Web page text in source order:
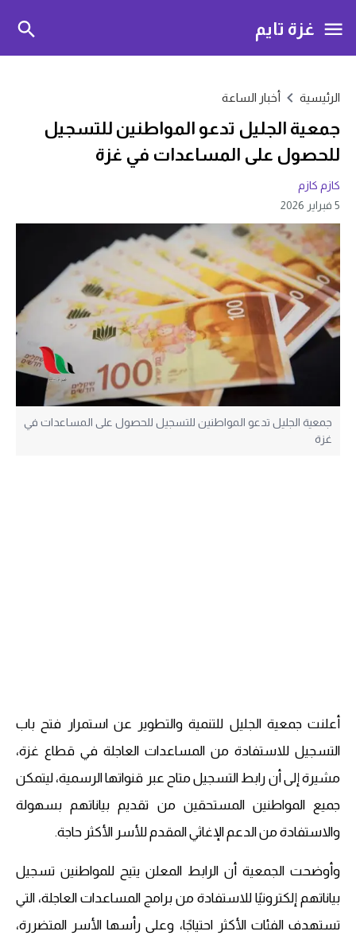
غزة تايم
الرئيسية أخبار الساعة
جمعية الجليل تدعو المواطنين للتسجيل
للحصول على المساعدات في غزة
كازم كازم
5 فبراير 2026
جمعية الجليل تدعو المواطنين للتسجيل للحصول على المساعدات في
غزة
أعلنت جمعية الجليل للتنمية والتطوير عن استمرار فتح باب
التسجيل للاستفادة من المساعدات العاجلة في قطاع غزة،
مشيرة إلى أن رابط التسجيل متاح عبر قنواتها الرسمية، ليتمكن
جميع المواطنين المستحقين من تقديم بياناتهم بسهولة
والاستفادة من الدعم الإغاثي المقدم للأسر الأكثر حاجة.
وأوضحت الجمعية أن الرابط المعلن يتيح للمواطنين تسجيل
بياناتهم إلكترونيًا للاستفادة من برامج المساعدات العاجلة، التي
تستهدف الفئات الأكثر احتياجًا، وعلى رأسها الأسر المتضررة،